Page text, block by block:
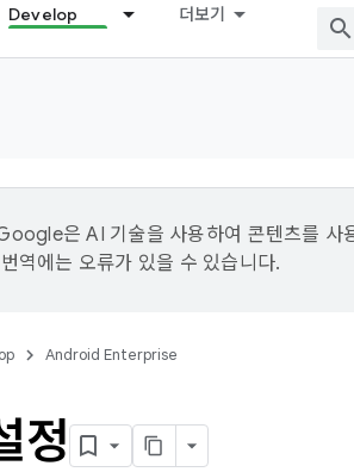
Develop 더보기
은 AI 기술을 사용하여 콘텐츠를 사
역에는 오류가 있을 수 있습니다.
Android Enterprise
정